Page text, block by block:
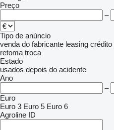
Preço
–
Tipo de anúncio
venda do fabricante leasing crédito
retoma troca
Estado
usados depois do acidente
Ano
–
Euro
Euro 3 Euro 5 Euro 6
Agroline ID